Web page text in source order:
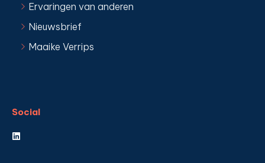
Ervaringen van anderen
Nieuwsbrief
Maaike Verrips
Social